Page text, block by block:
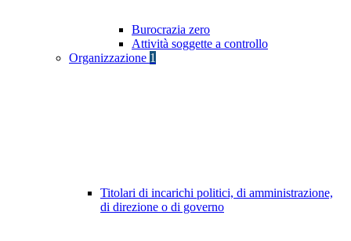
Burocrazia zero
Attività soggette a controllo
Organizzazione 1
Titolari di incarichi politici, di amministrazione,
di direzione o di governo